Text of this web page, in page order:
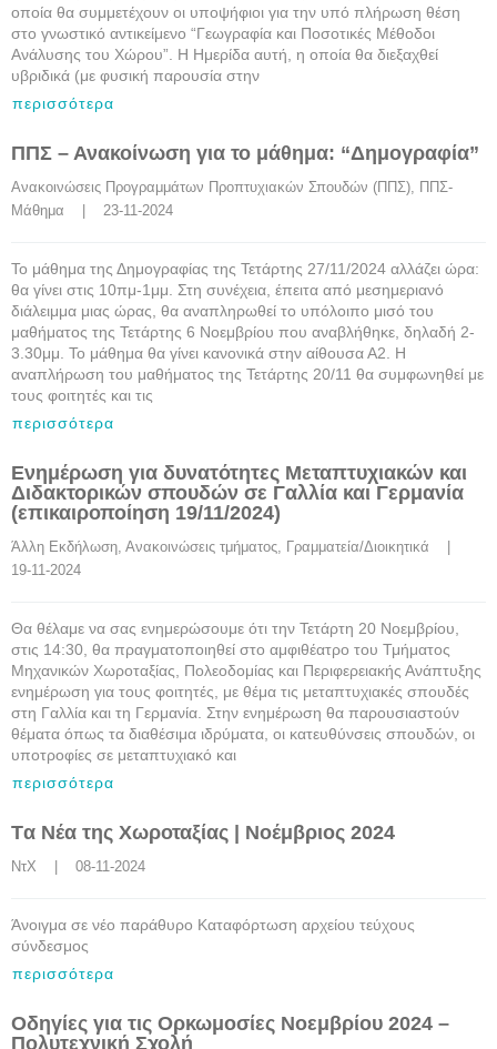
οποία θα συμμετέχουν οι υποψήφιοι για την υπό πλήρωση θέση
στο γνωστικό αντικείμενο “Γεωγραφία και Ποσοτικές Μέθοδοι
Ανάλυσης του Χώρου”. Η Ημερίδα αυτή, η οποία θα διεξαχθεί
υβριδικά (με φυσική παρουσία στην
περισσότερα
ΠΠΣ – Ανακοίνωση για το μάθημα: “Δημογραφία”
Ανακοινώσεις Προγραμμάτων Προπτυχιακών Σπουδών (ΠΠΣ), ΠΠΣ-
Μάθημα
    |    23-11-2024
Το μάθημα της Δημογραφίας της Τετάρτης 27/11/2024 αλλάζει ώρα:
θα γίνει στις 10πμ-1μμ. Στη συνέχεια, έπειτα από μεσημεριανό
διάλειμμα μιας ώρας, θα αναπληρωθεί το υπόλοιπο μισό του
μαθήματος της Τετάρτης 6 Νοεμβρίου που αναβλήθηκε, δηλαδή 2-
3.30μμ. Το μάθημα θα γίνει κανονικά στην αίθουσα Α2. Η
αναπλήρωση του μαθήματος της Τετάρτης 20/11 θα συμφωνηθεί με
τους φοιτητές και τις
περισσότερα
Ενημέρωση για δυνατότητες Μεταπτυχιακών και
Διδακτορικών σπουδών σε Γαλλία και Γερμανία
(επικαιροποίηση 19/11/2024)
Άλλη Εκδήλωση, Ανακοινώσεις τμήματος, Γραμματεία/Διοικητικά
19-11-2024
Θα θέλαμε να σας ενημερώσουμε ότι την Τετάρτη 20 Νοεμβρίου,
στις 14:30, θα πραγματοποιηθεί στο αμφιθέατρο του Τμήματος
Μηχανικών Χωροταξίας, Πολεοδομίας και Περιφερειακής Ανάπτυξης
ενημέρωση για τους φοιτητές, με θέμα τις μεταπτυχιακές σπουδές
στη Γαλλία και τη Γερμανία. Στην ενημέρωση θα παρουσιαστούν
θέματα όπως τα διαθέσιμα ιδρύματα, οι κατευθύνσεις σπουδών, οι
υποτροφίες σε μεταπτυχιακό και
περισσότερα
Tα Νέα της Χωροταξίας | Νοέμβριος 2024
ΝτΧ
    |    08-11-2024
Άνοιγμα σε νέο παράθυρο Καταφόρτωση αρχείου τεύχους
σύνδεσμος
περισσότερα
Οδηγίες για τις Ορκωμοσίες Νοεμβρίου 2024 –
Πολυτεχνική Σχολή